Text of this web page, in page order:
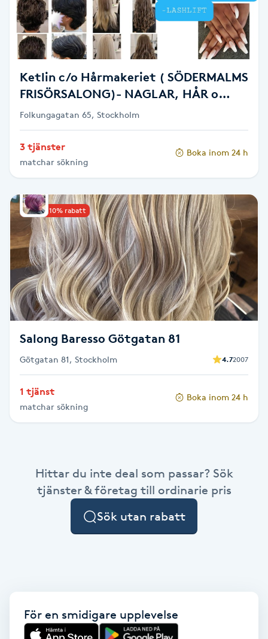
Damklippning
Dermapen
Diamantslipning
Enzympeeling
Extensions
Extensions borttagning
Eyeliner-tatuering
F
Face framing
Faceliftmassage
Fettreducering
Fransar
Ketlin c/o Hårmakeriet ( SÖDERMALMS
FRISÖRSALONG)- NAGLAR, HÅR o
FRANSAR
Folkungagatan 65, Stockholm
3 tjänster
matchar sökning
Boka inom 24 h
Upp till 10% rabatt
Salong Baresso Götgatan 81
Götgatan 81, Stockholm 4.72007
1 tjänst
matchar sökning
Boka inom 24 h
Hittar du inte deal som passar? Sök
tjänster & företag till ordinarie pris
Sök utan rabatt
För en smidigare upplevelse